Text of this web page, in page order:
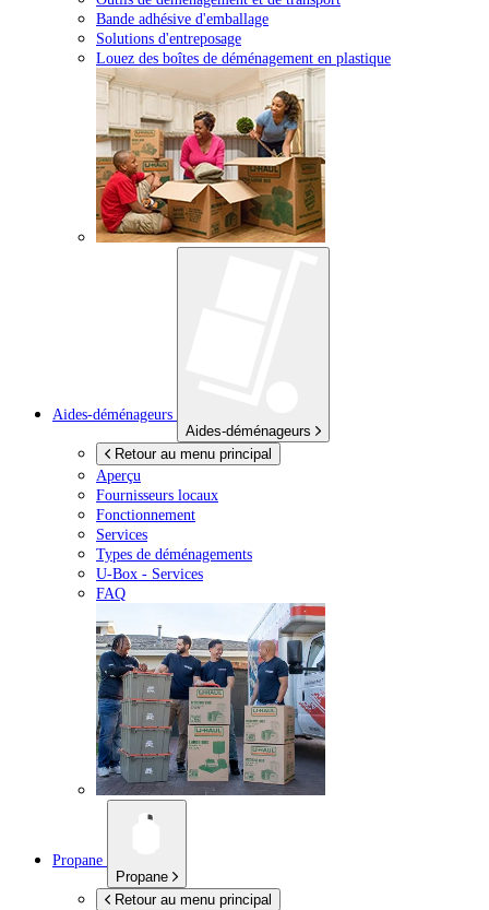
Bande adhésive d'emballage
Solutions d'entreposage
Louez des boîtes de déménagement en plastique
Aides-déménageurs
Aides-déménageurs
Retour au menu principal
Aperçu
Fournisseurs locaux
Fonctionnement
Services
Types de déménagements
U-Box - Services
FAQ
Propane
Propane
Retour au menu principal